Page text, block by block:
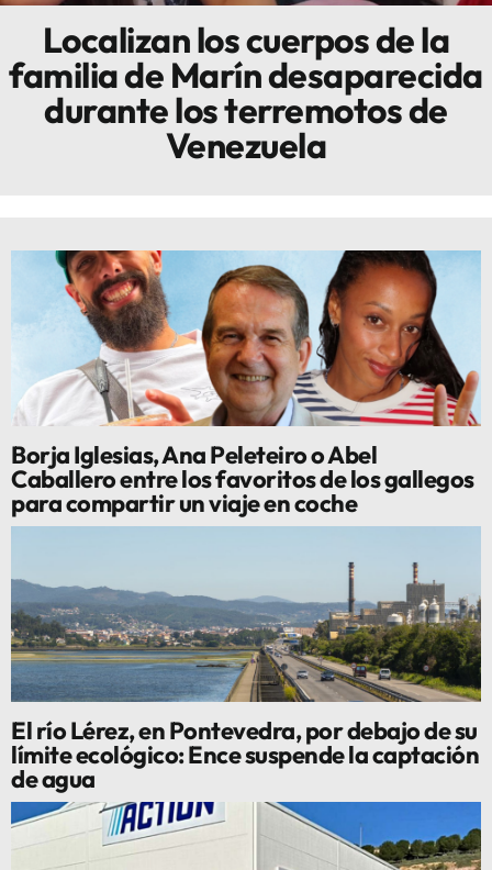
Innova
Localizan los cuerpos de la
familia de Marín desaparecida
durante los terremotos de
Venezuela
Borja Iglesias, Ana Peleteiro o Abel
Caballero entre los favoritos de los gallegos
para compartir un viaje en coche
El río Lérez, en Pontevedra, por debajo de su
límite ecológico: Ence suspende la captación
de agua